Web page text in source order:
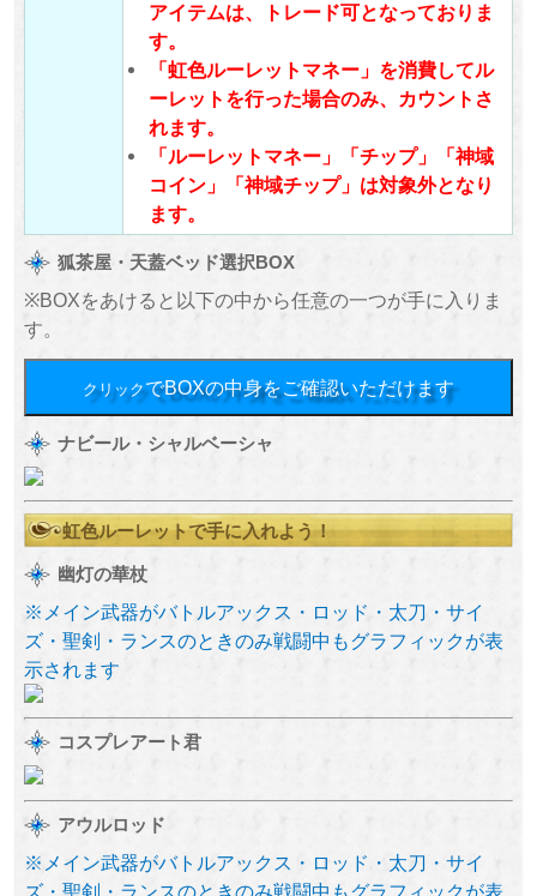
アイテムは、トレード可となっておりま
す。
「虹色ルーレットマネー」を消費してル
ーレットを行った場合のみ、カウントさ
れます。
「ルーレットマネー」「チップ」「神域
コイン」「神域チップ」は対象外となり
ます。
狐茶屋・天蓋ベッド選択BOX
※BOXをあけると以下の中から任意の一つが手に入りま
す。
クリックでBOXの中身をご確認いただけます
ナビール・シャルベーシャ
虹色ルーレットで手に入れよう！
幽灯の華杖
※メイン武器がバトルアックス・ロッド・太刀・サイ
ズ・聖剣・ランスのときのみ戦闘中もグラフィックが表
示されます
コスプレアート君
アウルロッド
※メイン武器がバトルアックス・ロッド・太刀・サイ
ズ・聖剣・ランスのときのみ戦闘中もグラフィックが表